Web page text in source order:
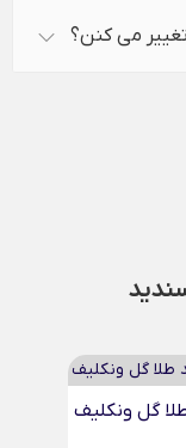
می کنن؟
گل ونکلیف